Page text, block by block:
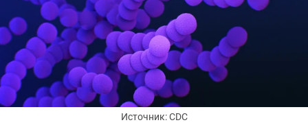
Источник: CDC